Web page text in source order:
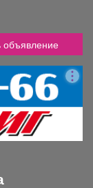
объявление